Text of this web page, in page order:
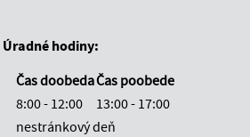
Úradné hodiny:
Čas doobedaČas poobede
8:00 - 12:00
13:00 - 17:00
nestránkový deň